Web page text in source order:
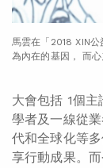
馬雲在「2018 XIN
為內在的基因， 而心
大會包括 1個主
學者及一線從
代和全球化等
享行動成果。